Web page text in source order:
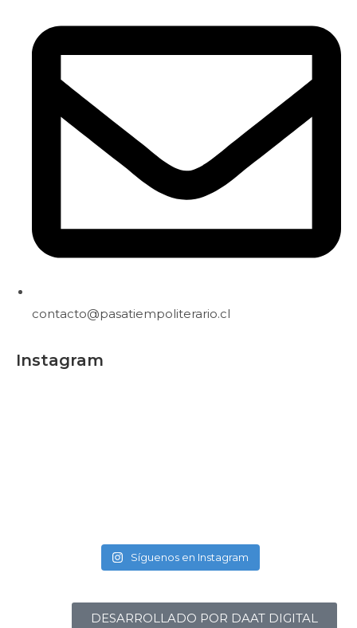
contacto@pasatiempoliterario.cl
Instagram
Síguenos en Instagram
DESARROLLADO POR DAAT DIGITAL